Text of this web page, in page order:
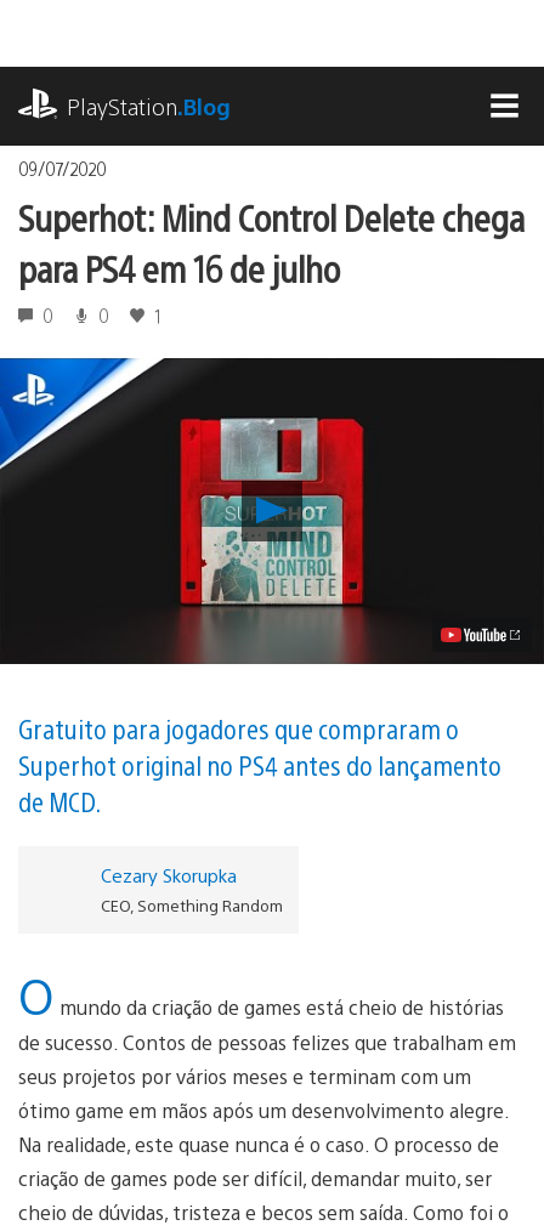
o
conteúdo
PlayStation.Blog
09/07/2020
Superhot: Mind Control Delete chega
para PS4 em 16 de julho
0 0 1
Reproduzir
Superhot:
Mind
Control
Delete
chega
de
julho
Vídeo
Gratuito para jogadores que compraram o
Superhot original no PS4 antes do lançamento
de MCD.
Cezary Skorupka
CEO, Something Random
O mundo da criação de games está cheio de histórias
de sucesso. Contos de pessoas felizes que trabalham em
seus projetos por vários meses e terminam com um
ótimo game em mãos após um desenvolvimento alegre.
Na realidade, este quase nunca é o caso. O processo de
criação de games pode ser difícil, demandar muito, ser
cheio de dúvidas, tristeza e becos sem saída. Como foi o